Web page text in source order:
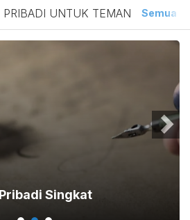
Surat
UNTUK TEMAN Semua
Singkat